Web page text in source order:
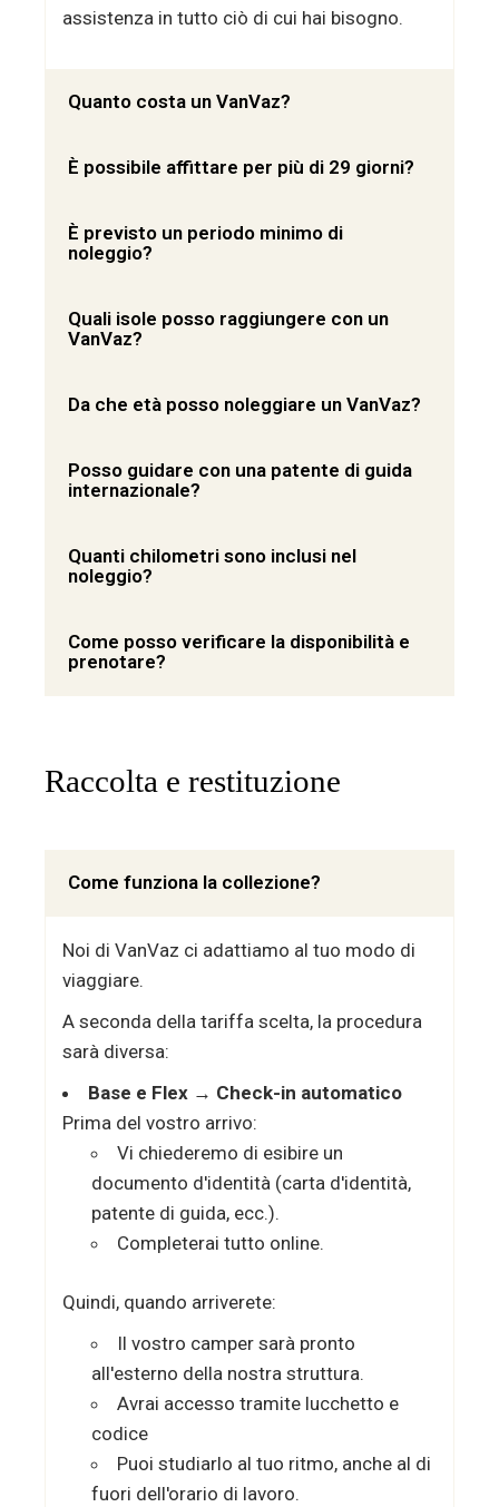
assistenza in tutto ciò di cui hai bisogno.
Quanto costa un VanVaz?
È possibile affittare per più di 29 giorni?
È previsto un periodo minimo di
noleggio?
Quali isole posso raggiungere con un
VanVaz?
Da che età posso noleggiare un VanVaz?
Posso guidare con una patente di guida
internazionale?
Quanti chilometri sono inclusi nel
noleggio?
Come posso verificare la disponibilità e
prenotare?
Raccolta e restituzione
Come funziona la collezione?
Noi di VanVaz ci adattiamo al tuo modo di
viaggiare.
A seconda della tariffa scelta, la procedura
sarà diversa:
Base e Flex → Check-in automatico
Prima del vostro arrivo:
Vi chiederemo di esibire un
documento d'identità (carta d'identità,
patente di guida, ecc.).
Completerai tutto online.
Quindi, quando arriverete:
Il vostro camper sarà pronto
all'esterno della nostra struttura.
Avrai accesso tramite lucchetto e
codice
Puoi studiarlo al tuo ritmo, anche al di
fuori dell'orario di lavoro.